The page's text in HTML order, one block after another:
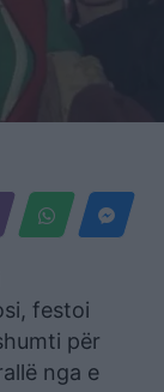
festoi
për
nga e